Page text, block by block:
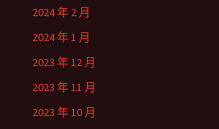
2024 年 2 月
2024 年 1 月
2023 年 12 月
2023 年 11 月
2023 年 10 月